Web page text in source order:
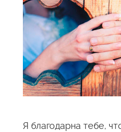
Я благодарна тебе,